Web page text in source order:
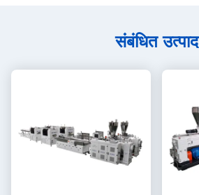
संबंधित उत्पाद